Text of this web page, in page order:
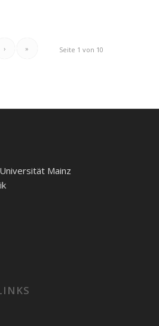
Seite 1 von 10
› »
Mainz